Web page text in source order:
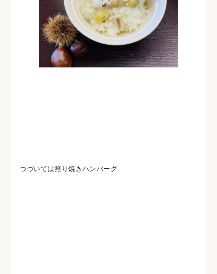
つづいては照り焼きハンバーグ